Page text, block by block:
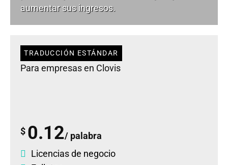
aumentar sus ingresos.
TRADUCCIÓN ESTÁNDAR
Para empresas en Clovis
$ 0.12/ palabra
Licencias de negocio